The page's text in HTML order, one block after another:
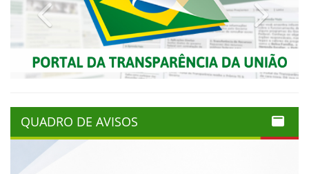
Previous Next
QUADRO DE AVISOS